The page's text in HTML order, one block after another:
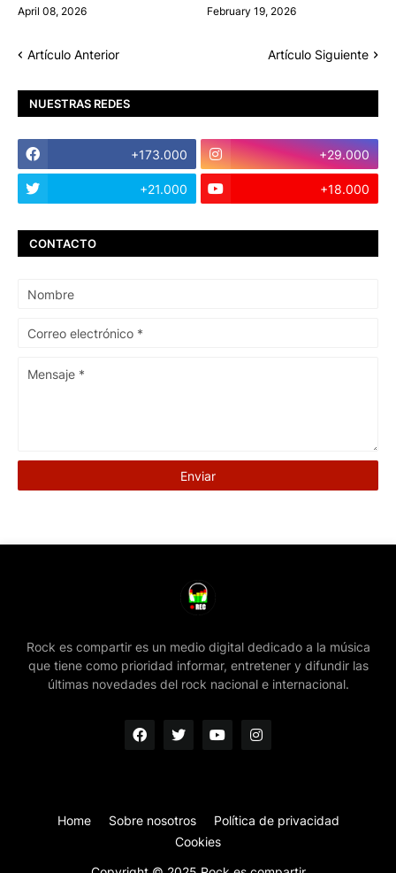
April 08, 2026 February 19, 2026
Artículo Anterior Artículo Siguiente
NUESTRAS REDES
+173.000 +29.000
+21.000 +18.000
CONTACTO
Rock es compartir es un medio digital dedicado a la música
que tiene como prioridad informar, entretener y difundir las
últimas novedades del rock nacional e internacional.
Home Sobre nosotros
Política de privacidad
Cookies